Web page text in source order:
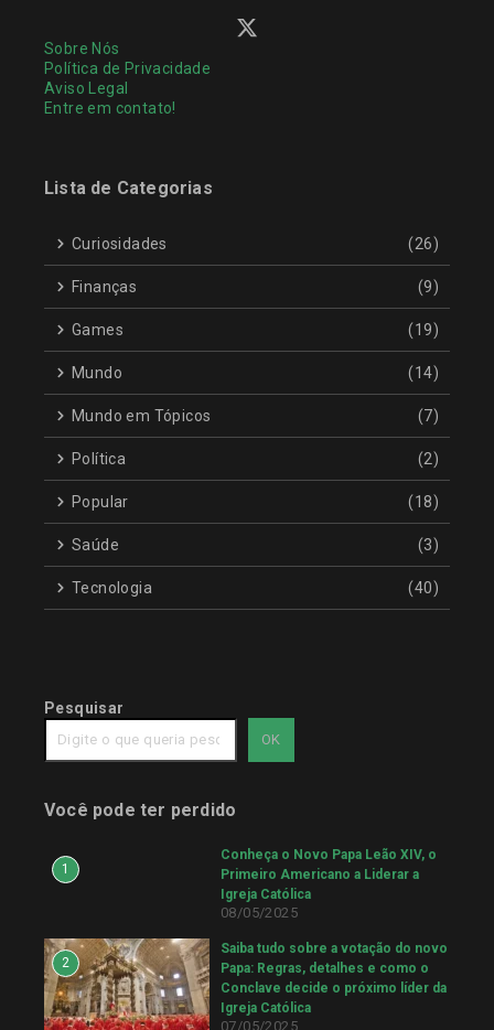
Sobre Nós
Política de Privacidade
Aviso Legal
Entre em contato!
Lista de Categorias
Curiosidades (26)
Finanças (9)
Games (19)
Mundo (14)
Mundo em Tópicos (7)
Política (2)
Popular (18)
Saúde (3)
Tecnologia (40)
Pesquisar
OK
Você pode ter perdido
1
Conheça o Novo Papa Leão XIV, o
Primeiro Americano a Liderar a
Igreja Católica
08/05/2025
2
Saiba tudo sobre a votação do novo
Papa: Regras, detalhes e como o
Conclave decide o próximo líder da
Igreja Católica
07/05/2025